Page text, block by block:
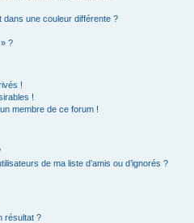
une couleur différente ?
?
!
!
membre de ce forum !
de ma liste d’amis ou d’ignorés ?
résultat ?